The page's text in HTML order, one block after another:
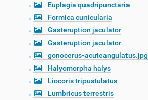
Euplagia quadripunctaria
Formica cunicularia
Gasteruption jaculator
Gasteruption jaculator
gonocerus-acuteangulatus.jpg
Halyomorpha halys
Liocoris tripustulatus
Lumbricus terrestris